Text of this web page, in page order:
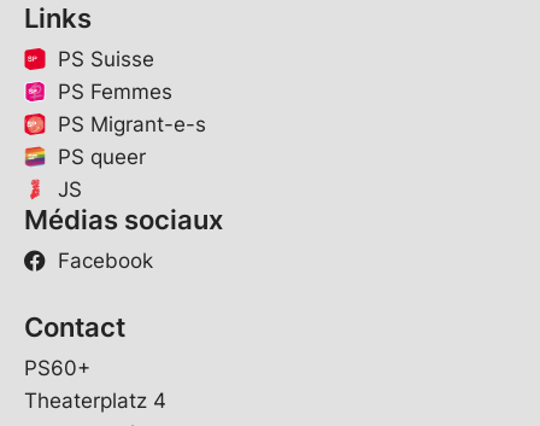
Links
PS Suisse
PS Femmes
PS Migrant-e-s
PS queer
JS
Médias sociaux
Facebook
Contact
PS60+
Theaterplatz 4